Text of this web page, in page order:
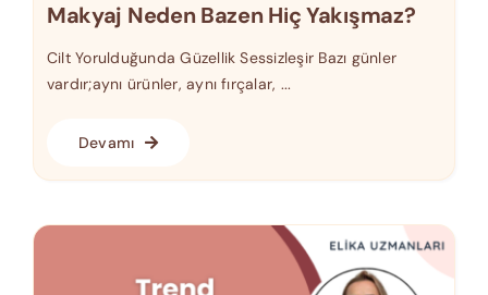
Makyaj Neden Bazen Hiç Yakışmaz?
Cilt Yorulduğunda Güzellik Sessizleşir Bazı günler
vardır;aynı ürünler, aynı fırçalar, ...
Devamı